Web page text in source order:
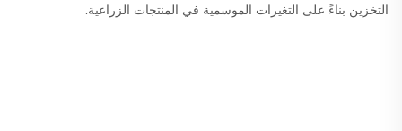
التخزين بناءً على التغيرات الموسمية في المنتجات الزراعية.